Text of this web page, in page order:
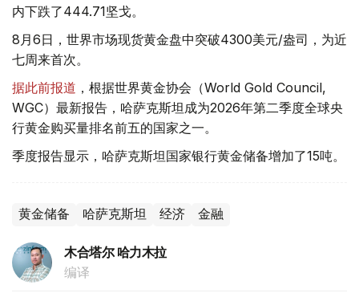
内下跌了444.71坚戈。
8月6日，世界市场现货黄金盘中突破4300美元/盎司，为近
七周来首次。
据此前报道 ，根据世界黄金协会（World Gold Council,
WGC）最新报告，哈萨克斯坦成为2026年第二季度全球央
行黄金购买量排名前五的国家之一。
季度报告显示，哈萨克斯坦国家银行黄金储备增加了15吨。
黄金储备 哈萨克斯坦 经济 金融
木合塔尔 哈力木拉
编译